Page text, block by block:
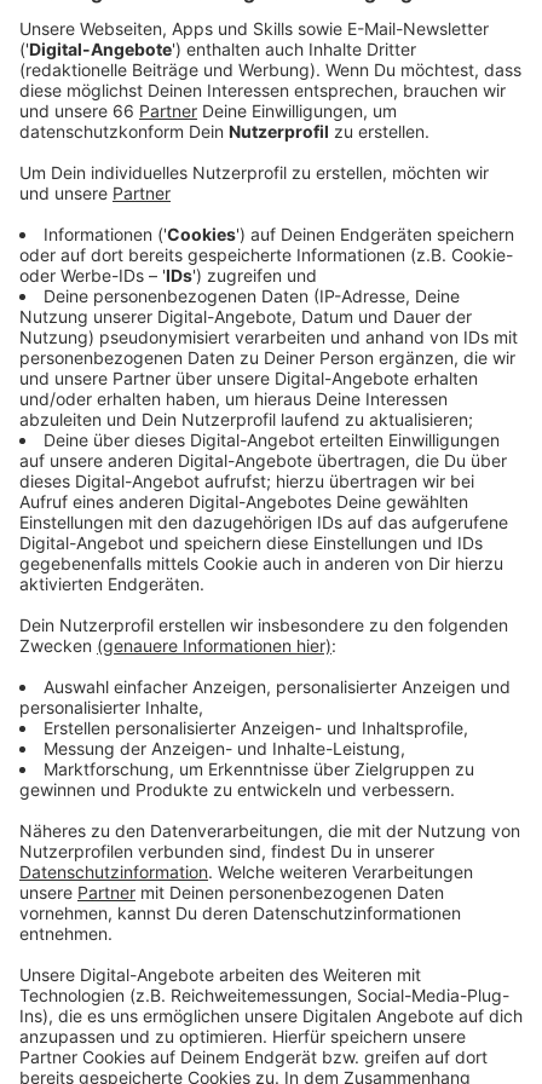
20 Jahren betreibt, läuft aus. Die Betreiber haben
angekündigt, dass sie den Kiosk an Heiligabend
zum letzten Mal öffnen werden.
Veröffentlicht:Freitag, 20.12.2024 11:20
Anzeige
Ungewisse Zukunft und Rechtsstreit
Anzeige
DasFortuna-Büdchen ist für viele Menschen der
Treffpunkt vor Fortuna-Heimspielen, ein beliebter Ort
zum Sonnenuntergang-Gucken oder ein Ort für nette
Gespräche mit Freunden. Viele der Gäste schätzen das
Engagement der Betreiber-Familie Meffe. Im Oktober
hatte die Familie öffentlich gemacht, dass ihr
Pachtvertrag nicht verlängert wird. Vieles deutet
daraufhin, dass die Eigentümerin den Kiosk dann selbst
betreiben möchte. Wie es nach Weihnachten
weitergeht, ist aber noch unklar. Zwischen der
Betreiberfamilie und der Eigentümerin läuft aktuell ein
Rechtsstreit.
Anzeige
Weitere Infos und Links zum Thema:
Anzeige
So hatten wir im Oktober berichtet
So berichten die Kollegen von der Rheinischen Post
Die Fortuna spielt heute Abend gegen Magdeburg